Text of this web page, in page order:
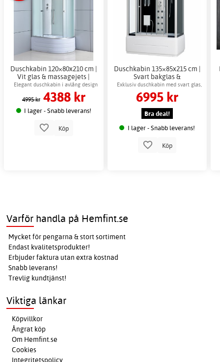
Duschkabin 120×80x210 cm |
Vit glas & massagejets |
Nereida
Elegant duschkabin i avlång design
med vit bakvägg och full
duschkomfort
4995 kr 4388 kr
I lager - Snabb leverans!
Köp
Duschkabin 135×85x215 cm |
Svart bakglas &
massagefunktion | Nox
Exklusiv duschkabin med svart glas,
massagejets och hög duschbricka
6995 kr
Bra deal!
I lager - Snabb leverans!
Köp
Varför handla på Hemfint.se
Mycket för pengarna & stort sortiment
Endast kvalitetsprodukter!
Erbjuder faktura utan extra kostnad
Snabb leverans!
Trevlig kundtjänst!
Viktiga länkar
Köpvillkor
Ångrat köp
Om Hemfint.se
Cookies
Integritetspolicy